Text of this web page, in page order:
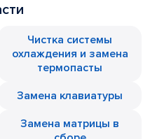
Чистка системы
охлаждения и замена
термопасты
Замена клавиатуры
Замена матрицы в